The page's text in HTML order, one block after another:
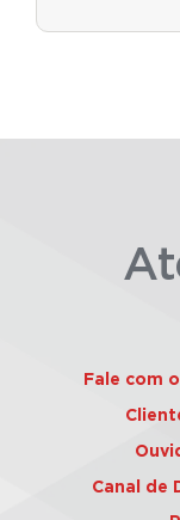
Fale com
Canal de